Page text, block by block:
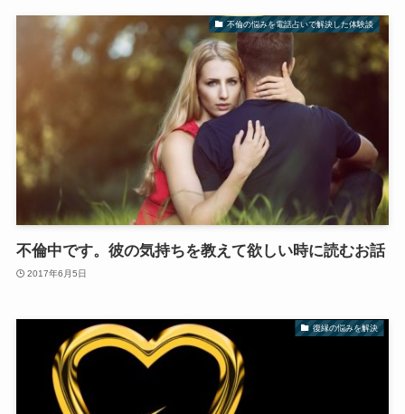
不倫の悩みを電話占いで解決した体験談
不倫中です。彼の気持ちを教えて欲しい時に読むお話
2017年6月5日
復縁の悩みを解決